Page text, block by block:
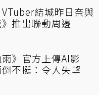
結城昨日奈與
》推出聯動周邊
雨》官方上傳AI影
不挺：令人失望